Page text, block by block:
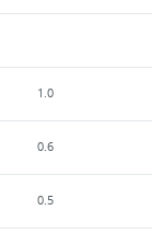
1.0
0.6
0.5